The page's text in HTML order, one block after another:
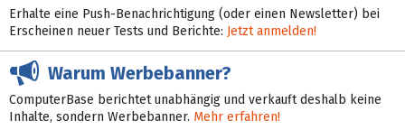
Erhalte eine Push-Benachrichtigung (oder einen Newsletter) bei
Erscheinen neuer Tests und Berichte: Jetzt anmelden!
Warum Werbebanner?
ComputerBase berichtet unabhängig und verkauft deshalb keine
Inhalte, sondern Werbebanner. Mehr erfahren!